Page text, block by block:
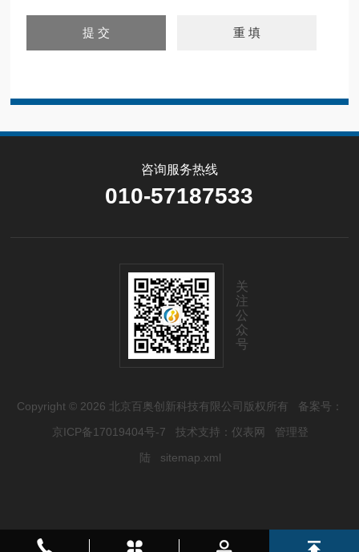
咨询服务热线
010-57187533
关
注
公
众
号
Copyright © 2026 北京百奥创新科技有限公司版权所有 备案号：
京ICP备17019404号-7 技术支持： 仪表网
管理登
陆
sitemap.xml